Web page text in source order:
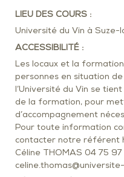
LIEU DES COURS :
Université du Vin à Suze-
ACCESSIBILITÉ :
Les locaux et la
personnes en situation de
l’Université du Vin se
de la formation, pour
d’accompagnement
Pour toute information
contacter notre référent
Céline THOMAS 04 75